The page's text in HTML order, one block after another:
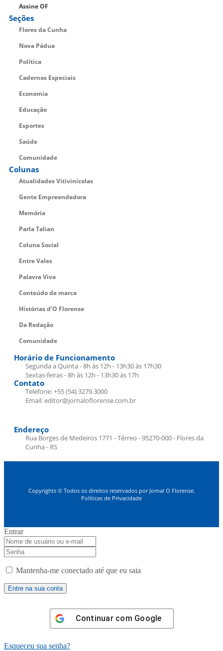
Assine OF
Seções
Flores da Cunha
Nova Pádua
Política
Cadernos Especiais
Economia
Educação
Esportes
Saúde
Comunidade
Colunas
Atualidades Vitivinícolas
Gente Empreendedora
Memória
Parla Talian
Coluna Social
Entre Vales
Palavra Viva
Conteúdo de marca
Histórias d’O Florense
Da Redação
Comunidade
Horário de Funcionamento
Segunda a Quinta - 8h às 12h - 13h30 às 17h30
Sextas-feiras - 8h às 12h - 13h30 às 17h
Contato
Telefone: +55 (54) 3279.3000
Email: editor@jornaloflorense.com.br
Endereço
Rua Borges de Medeiros 1771 - Térreo - 95270-000 - Flores da
Cunha - RS
Copyrights © Todos os direitos reservados por Jornal O Florense.
Políticas de Privacidade
Entrar
Mantenha-me conectado até que eu saia
Continuar com Google
Esqueceu sua senha?